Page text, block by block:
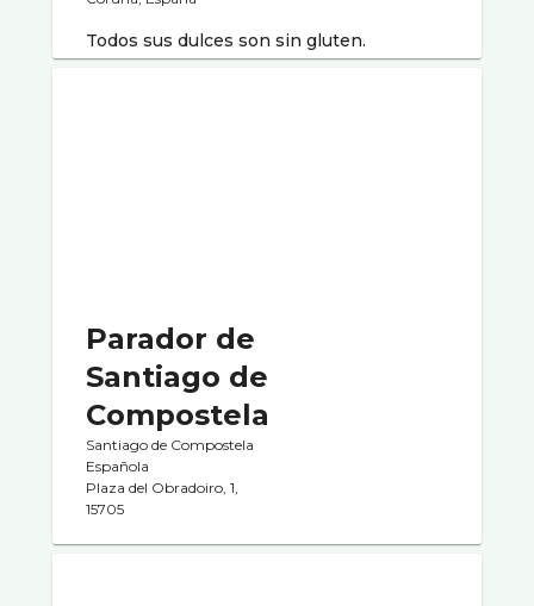
Todos sus dulces son sin gluten.
Parador de
Santiago de
Compostela
Santiago de Compostela
Española
Plaza del Obradoiro, 1,
15705